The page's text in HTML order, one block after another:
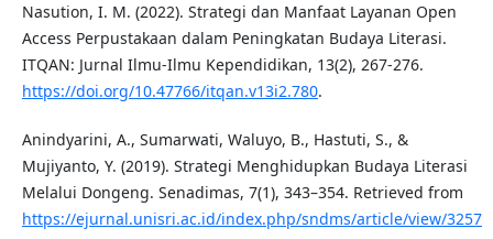
Nasution, I. M. (2022). Strategi dan Manfaat Layanan Open
Access Perpustakaan dalam Peningkatan Budaya Literasi.
ITQAN: Jurnal Ilmu-Ilmu Kependidikan, 13(2), 267-276.
https://doi.org/10.47766/itqan.v13i2.780.
Anindyarini, A., Sumarwati, Waluyo, B., Hastuti, S., &
Mujiyanto, Y. (2019). Strategi Menghidupkan Budaya Literasi
Melalui Dongeng. Senadimas, 7(1), 343–354. Retrieved from
https://ejurnal.unisri.ac.id/index.php/sndms/article/view/3257